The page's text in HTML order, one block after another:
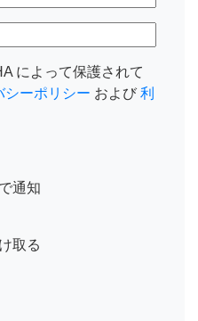
によって保護されて
シーポリシー および 利
通知
取る